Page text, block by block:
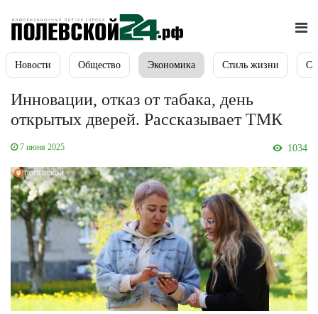
Новости Общество Экономика Стиль жизни
Инновации, отказ от табака, день
открытых дверей. Рассказывает ТМК
7 июня 2025 1034